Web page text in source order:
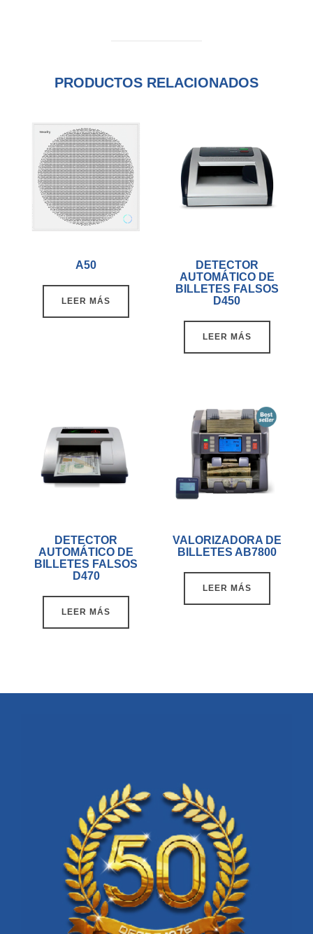
PRODUCTOS RELACIONADOS
A50
LEER MÁS
DETECTOR
AUTOMÁTICO DE
BILLETES FALSOS
D450
LEER MÁS
DETECTOR
AUTOMÁTICO DE
BILLETES FALSOS
D470
LEER MÁS
VALORIZADORA DE
BILLETES AB7800
LEER MÁS